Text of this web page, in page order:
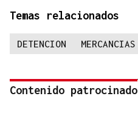
Temas relacionados
DETENCION MERCANCIAS
Contenido patrocinado